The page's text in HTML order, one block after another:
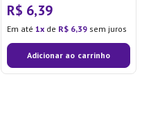
R$ 6,39
Em até 1 de R$ 6,39 sem juros
Adicionar ao carrinho